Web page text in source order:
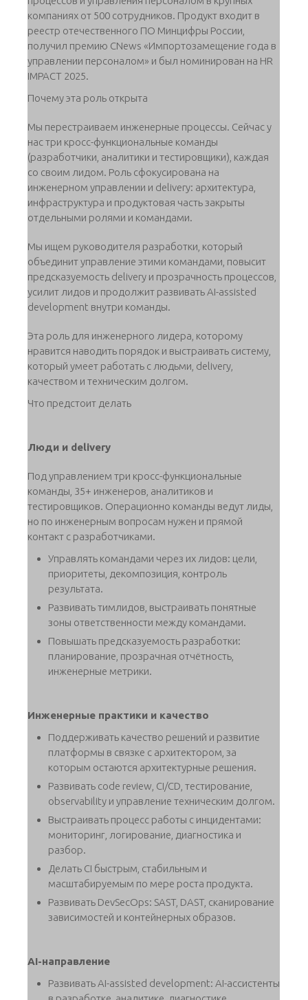
компаниях от 500 сотрудников. Продукт входит в
реестр отечественного ПО Минцифры России,
получил премию CNews «Импортозамещение года в
управлении персоналом» и был номинирован на HR
IMPACT 2025.
Почему эта роль открыта
Мы перестраиваем инженерные процессы. Сейчас у
нас три кросс-функциональные команды
(разработчики, аналитики и тестировщики), каждая
со своим лидом. Роль сфокусирована на
инженерном управлении и delivery: архитектура,
инфраструктура и продуктовая часть закрыты
отдельными ролями и командами.
Мы ищем руководителя разработки, который
объединит управление этими командами, повысит
предсказуемость delivery и прозрачность процессов,
усилит лидов и продолжит развивать AI-assisted
development внутри команды.
Эта роль для инженерного лидера, которому
нравится наводить порядок и выстраивать систему,
который умеет работать с людьми, delivery,
качеством и техническим долгом.
Что предстоит делать
Люди и delivery
Под управлением три кросс-функциональные
команды, 35+ инженеров, аналитиков и
тестировщиков. Операционно команды ведут лиды,
но по инженерным вопросам нужен и прямой
контакт с разработчиками.
Управлять командами через их лидов: цели,
приоритеты, декомпозиция, контроль
результата.
Развивать тимлидов, выстраивать понятные
зоны ответственности между командами.
Повышать предсказуемость разработки:
планирование, прозрачная отчётность,
инженерные метрики.
Инженерные практики и качество
Поддерживать качество решений и развитие
платформы в связке с архитектором, за
которым остаются архитектурные решения.
Развивать code review, CI/CD, тестирование,
observability и управление техническим долгом.
Выстраивать процесс работы с инцидентами:
мониторинг, логирование, диагностика и
разбор.
Делать CI быстрым, стабильным и
масштабируемым по мере роста продукта.
Развивать DevSecOps: SAST, DAST, сканирование
зависимостей и контейнерных образов.
AI-направление
Развивать AI-assisted development: AI-ассистенты